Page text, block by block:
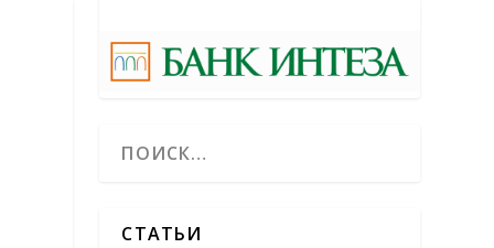
СТАТЬИ